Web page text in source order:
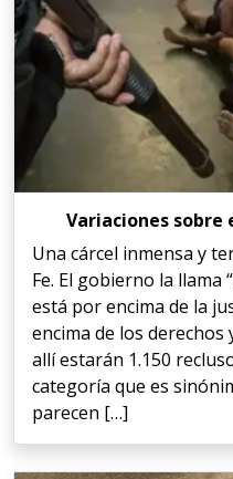
Variaciones
Una cárcel inmensa y
Fe. El gobierno la llama
está por encima de la
encima de los derechos
allí estarán 1.150
categoría que es
parecen […]